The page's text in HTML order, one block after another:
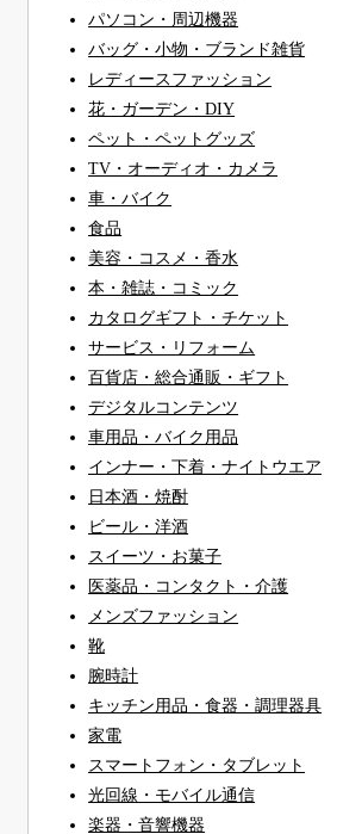
パソコン・周辺機器
バッグ・小物・ブランド雑貨
レディースファッション
花・ガーデン・DIY
ペット・ペットグッズ
TV・オーディオ・カメラ
車・バイク
食品
美容・コスメ・香水
本・雑誌・コミック
カタログギフト・チケット
サービス・リフォーム
百貨店・総合通販・ギフト
デジタルコンテンツ
車用品・バイク用品
インナー・下着・ナイトウエア
日本酒・焼酎
ビール・洋酒
スイーツ・お菓子
医薬品・コンタクト・介護
メンズファッション
靴
腕時計
キッチン用品・食器・調理器具
家電
スマートフォン・タブレット
光回線・モバイル通信
楽器・音響機器